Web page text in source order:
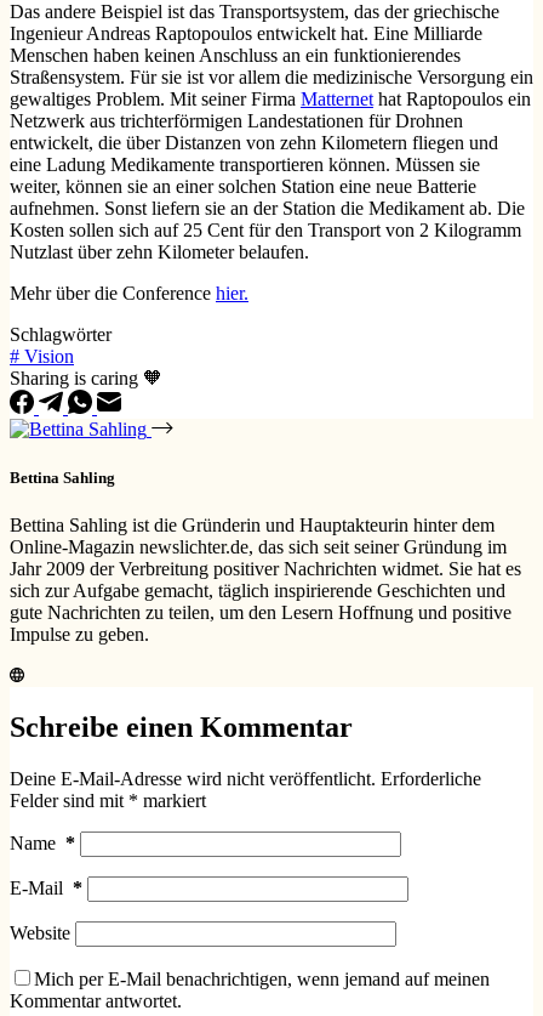
Das andere Beispiel ist das Transportsystem, das der griechische
Ingenieur Andreas Raptopoulos entwickelt hat. Eine Milliarde
Menschen haben keinen Anschluss an ein funktionierendes
Straßensystem. Für sie ist vor allem die medizinische Versorgung ein
gewaltiges Problem. Mit seiner Firma Matternet hat Raptopoulos ein
Netzwerk aus trichterförmigen Landestationen für Drohnen
entwickelt, die über Distanzen von zehn Kilometern fliegen und
eine Ladung Medikamente transportieren können. Müssen sie
weiter, können sie an einer solchen Station eine neue Batterie
aufnehmen. Sonst liefern sie an der Station die Medikament ab. Die
Kosten sollen sich auf 25 Cent für den Transport von 2 Kilogramm
Nutzlast über zehn Kilometer belaufen.
Mehr über die Conference hier.
Schlagwörter
# Vision
Sharing is caring 🧡
Bettina Sahling
Bettina Sahling ist die Gründerin und Hauptakteurin hinter dem
Online-Magazin newslichter.de, das sich seit seiner Gründung im
Jahr 2009 der Verbreitung positiver Nachrichten widmet. Sie hat es
sich zur Aufgabe gemacht, täglich inspirierende Geschichten und
gute Nachrichten zu teilen, um den Lesern Hoffnung und positive
Impulse zu geben.
Schreibe einen Kommentar
Deine E-Mail-Adresse wird nicht veröffentlicht. Erforderliche
Felder sind mit * markiert
Name *
E-Mail *
Website
Mich per E-Mail benachrichtigen, wenn jemand auf meinen
Kommentar antwortet.